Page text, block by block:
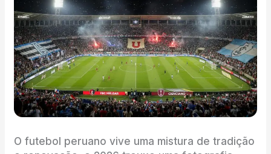
O futebol peruano vive uma mistura de tradição